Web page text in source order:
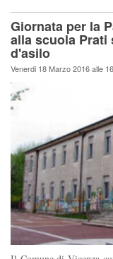
Giornata per la
alla scuola
d'asilo
Venerdi 18 Marzo 2016 alle